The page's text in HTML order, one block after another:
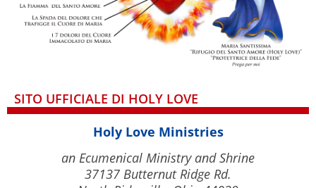
SITO UFFICIALE DI HOLY LOVE
Holy Love Ministries
an Ecumenical Ministry and Shrine
37137 Butternut Ridge Rd.